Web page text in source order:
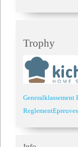
Trophy
Generalklassement